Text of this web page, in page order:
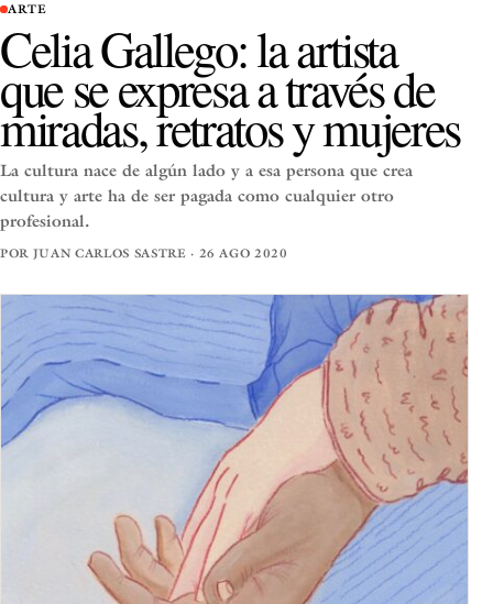
ARTE
Celia Gallego: la artista
que se expresa a través de
miradas, retratos y mujeres
La cultura nace de algún lado y a esa persona que crea
cultura y arte ha de ser pagada como cualquier otro
profesional.
POR JUAN CARLOS SASTRE · 26 AGO 2020